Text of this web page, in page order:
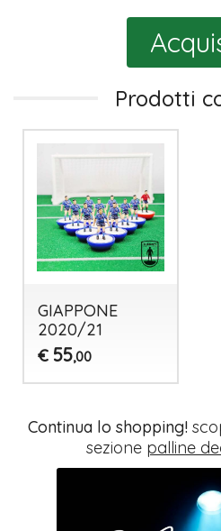
Prodotti
GIAPPONE
2020/21
€ 55,00
Continua lo shopping!
sezione palline